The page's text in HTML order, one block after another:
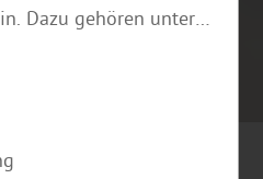
Dazu gehören unter
die Steuerung und
unserer
notwendig
wir Cookies zur